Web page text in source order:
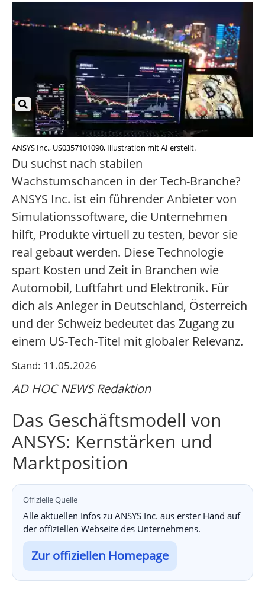
ANSYS Inc., US0357101090, Illustration mit AI erstellt.
Du suchst nach stabilen
Wachstumschancen in der Tech-Branche?
ANSYS Inc. ist ein führender Anbieter von
Simulationssoftware, die Unternehmen
hilft, Produkte virtuell zu testen, bevor sie
real gebaut werden. Diese Technologie
spart Kosten und Zeit in Branchen wie
Automobil, Luftfahrt und Elektronik. Für
dich als Anleger in Deutschland, Österreich
und der Schweiz bedeutet das Zugang zu
einem US-Tech-Titel mit globaler Relevanz.
Stand: 11.05.2026
AD HOC NEWS Redaktion
Das Geschäftsmodell von
ANSYS: Kernstärken und
Marktposition
Offizielle Quelle
Alle aktuellen Infos zu ANSYS Inc. aus erster Hand auf
der offiziellen Webseite des Unternehmens.
Zur offiziellen Homepage